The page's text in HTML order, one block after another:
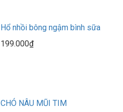
Hổ nhồi bông ngậm bình sữa
199.000₫
CHÓ NÂU MŨI TIM